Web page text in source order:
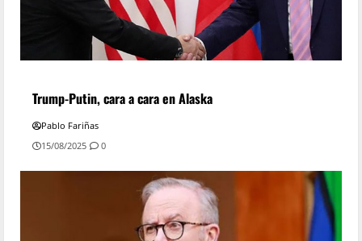
Trump-Putin, cara a cara en Alaska
Pablo Fariñas
15/08/2025
0